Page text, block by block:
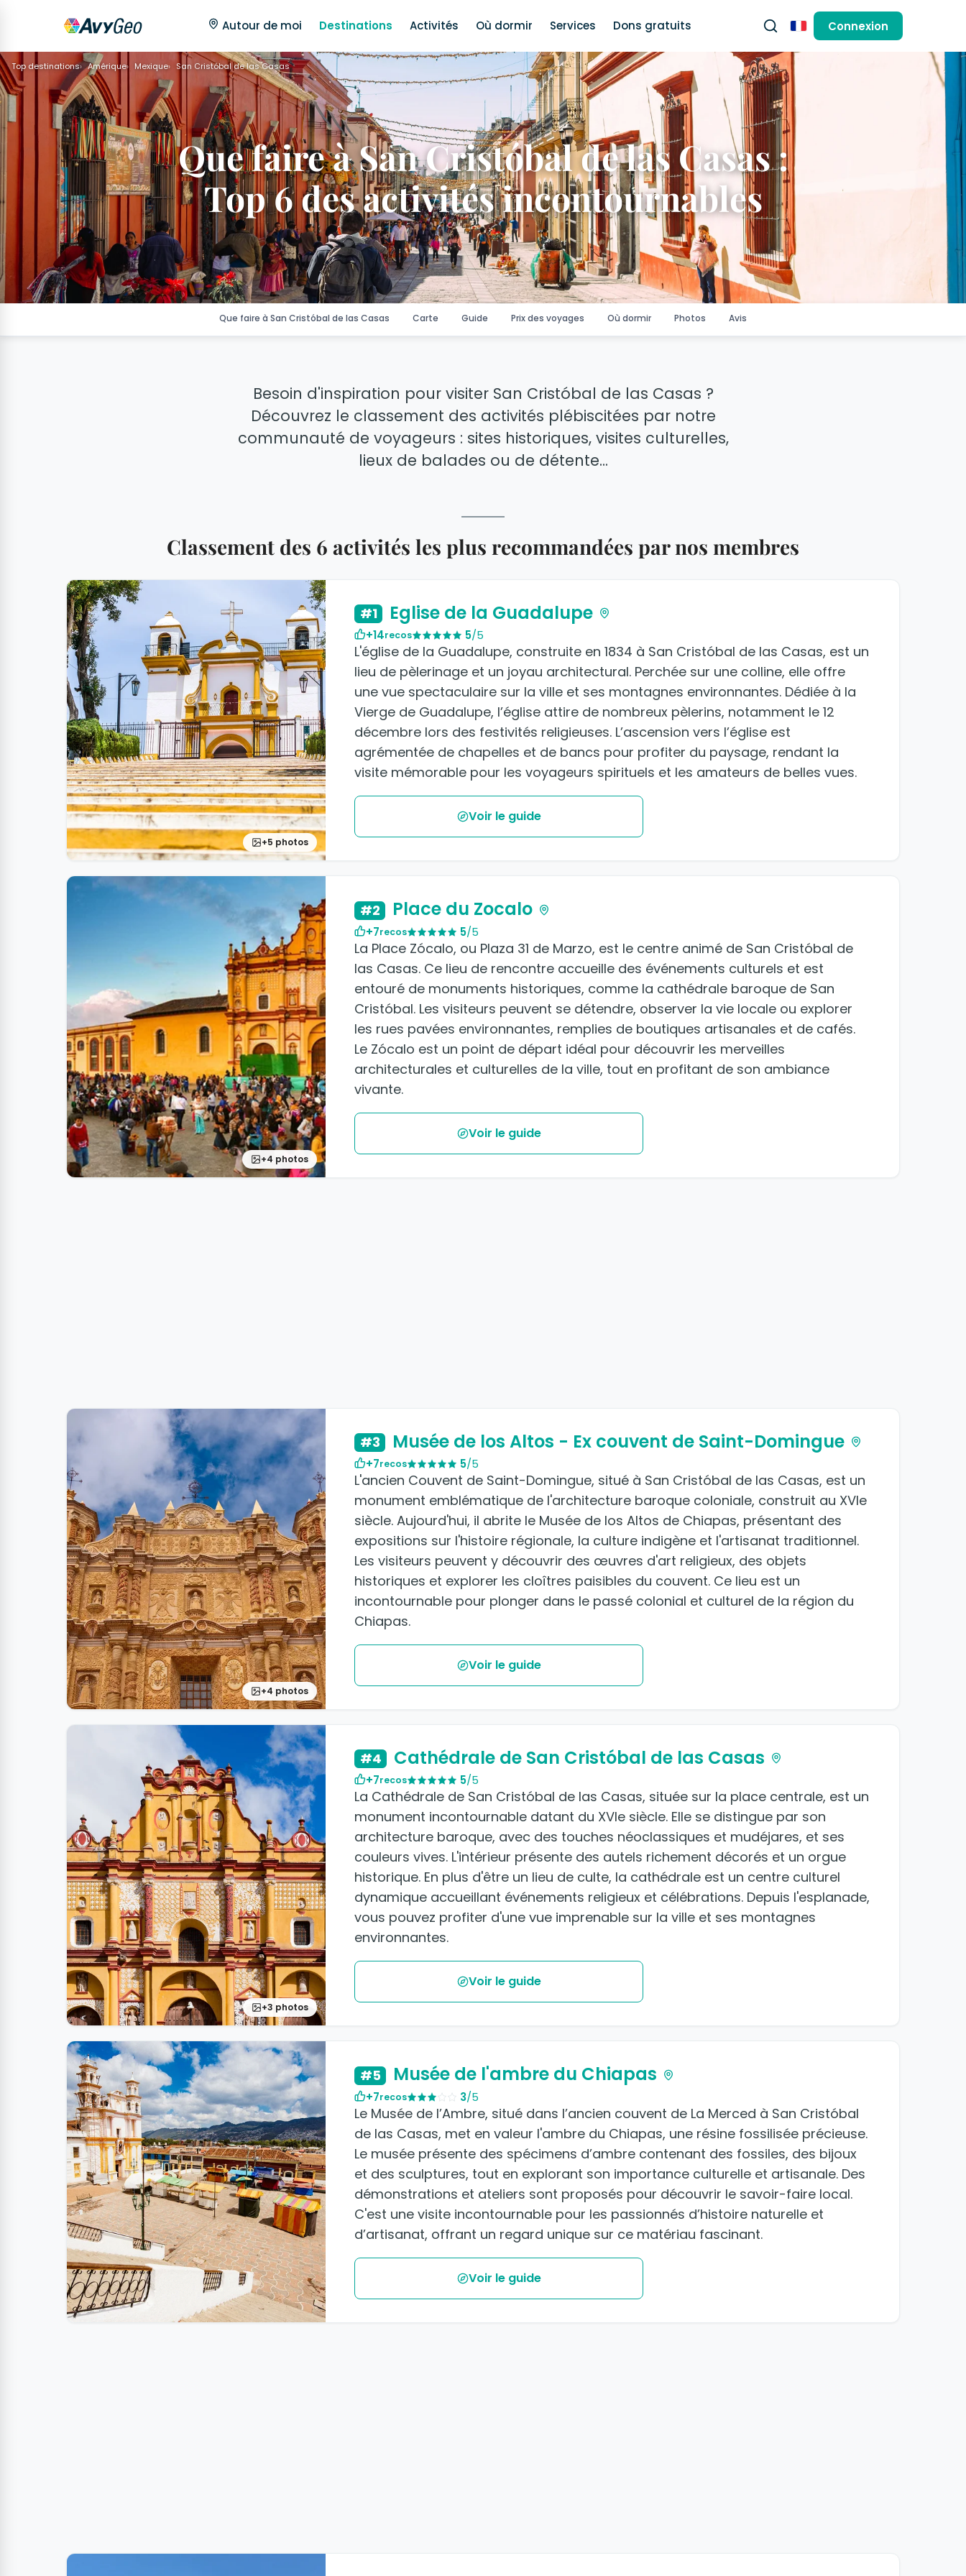
Autour de moi Destinations Activités Où dormir Services Dons gratuits FrançaisConnexion
Top destinations Amérique Mexique San Cristóbal de las Casas
Que faire à San Cristóbal de las Casas :
Top 6 des activités incontournables
Que faire à San Cristóbal de las Casas Carte Guide Prix des voyages Où dormir Photos Avis
Besoin d'inspiration pour visiter San Cristóbal de las Casas ?
Découvrez le classement des activités plébiscitées par notre
communauté de voyageurs : sites historiques, visites culturelles,
lieux de balades ou de détente...
Classement des 6 activités les plus recommandées par nos membres
+5 photos
#1 Eglise de la Guadalupe
+14recos 5/5
L'église de la Guadalupe, construite en 1834 à San Cristóbal de las Casas, est un
lieu de pèlerinage et un joyau architectural. Perchée sur une colline, elle offre
une vue spectaculaire sur la ville et ses montagnes environnantes. Dédiée à la
Vierge de Guadalupe, l’église attire de nombreux pèlerins, notamment le 12
décembre lors des festivités religieuses. L’ascension vers l’église est
agrémentée de chapelles et de bancs pour profiter du paysage, rendant la
visite mémorable pour les voyageurs spirituels et les amateurs de belles vues.
Voir le guide
+4 photos
#2 Place du Zocalo
+7recos 5/5
La Place Zócalo, ou Plaza 31 de Marzo, est le centre animé de San Cristóbal de
las Casas. Ce lieu de rencontre accueille des événements culturels et est
entouré de monuments historiques, comme la cathédrale baroque de San
Cristóbal. Les visiteurs peuvent se détendre, observer la vie locale ou explorer
les rues pavées environnantes, remplies de boutiques artisanales et de cafés.
Le Zócalo est un point de départ idéal pour découvrir les merveilles
architecturales et culturelles de la ville, tout en profitant de son ambiance
vivante.
Voir le guide
+4 photos
#3 Musée de los Altos - Ex couvent de Saint-Domingue
+7recos 5/5
L'ancien Couvent de Saint-Domingue, situé à San Cristóbal de las Casas, est un
monument emblématique de l'architecture baroque coloniale, construit au XVIe
siècle. Aujourd'hui, il abrite le Musée de los Altos de Chiapas, présentant des
expositions sur l'histoire régionale, la culture indigène et l'artisanat traditionnel.
Les visiteurs peuvent y découvrir des œuvres d'art religieux, des objets
historiques et explorer les cloîtres paisibles du couvent. Ce lieu est un
incontournable pour plonger dans le passé colonial et culturel de la région du
Chiapas.
Voir le guide
+3 photos
#4 Cathédrale de San Cristóbal de las Casas
+7recos 5/5
La Cathédrale de San Cristóbal de las Casas, située sur la place centrale, est un
monument incontournable datant du XVIe siècle. Elle se distingue par son
architecture baroque, avec des touches néoclassiques et mudéjares, et ses
couleurs vives. L'intérieur présente des autels richement décorés et un orgue
historique. En plus d'être un lieu de culte, la cathédrale est un centre culturel
dynamique accueillant événements religieux et célébrations. Depuis l'esplanade,
vous pouvez profiter d'une vue imprenable sur la ville et ses montagnes
environnantes.
Voir le guide
#5 Musée de l'ambre du Chiapas
+7recos 3/5
Le Musée de l’Ambre, situé dans l’ancien couvent de La Merced à San Cristóbal
de las Casas, met en valeur l'ambre du Chiapas, une résine fossilisée précieuse.
Le musée présente des spécimens d’ambre contenant des fossiles, des bijoux
et des sculptures, tout en explorant son importance culturelle et artisanale. Des
démonstrations et ateliers sont proposés pour découvrir le savoir-faire local.
C'est une visite incontournable pour les passionnés d’histoire naturelle et
d’artisanat, offrant un regard unique sur ce matériau fascinant.
Voir le guide